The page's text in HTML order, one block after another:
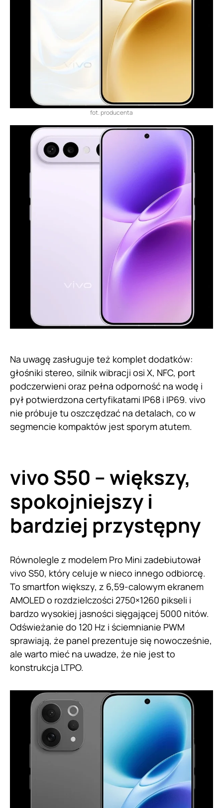
fot. producenta
Na uwagę zasługuje też komplet dodatków:
głośniki stereo, silnik wibracji osi X, NFC, port
podczerwieni oraz pełna odporność na wodę i
pył potwierdzona certyfikatami IP68 i IP69. vivo
nie próbuje tu oszczędzać na detalach, co w
segmencie kompaktów jest sporym atutem.
vivo S50 – większy,
spokojniejszy i
bardziej przystępny
Równolegle z modelem Pro Mini zadebiutował
vivo S50, który celuje w nieco innego odbiorcę.
To smartfon większy, z 6,59-calowym ekranem
AMOLED o rozdzielczości 2750×1260 pikseli i
bardzo wysokiej jasności sięgającej 5000 nitów.
Odświeżanie do 120 Hz i ściemnianie PWM
sprawiają, że panel prezentuje się nowocześnie,
ale warto mieć na uwadze, że nie jest to
konstrukcja LTPO.